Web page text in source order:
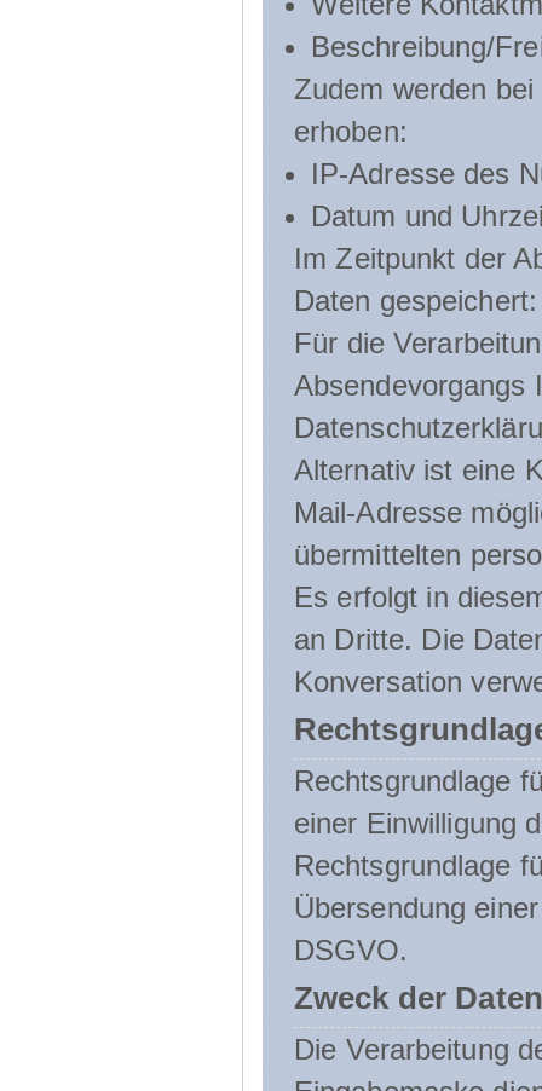
Beschreibung/
Zudem werden
erhoben:
IP-Adresse des
Datum und
Im Zeitpunkt der
Daten gespeichert:
Für die
Absendevorgangs
Alternativ ist eine
Mail-Adresse
übermittelten
Es erfolgt in
an Dritte. Die
Konversation
Rechtsgrundlage
einer Einwilligung
Rechtsgrundlage
Übersendung
DSGVO.
Zweck der
Die Verarbeitung